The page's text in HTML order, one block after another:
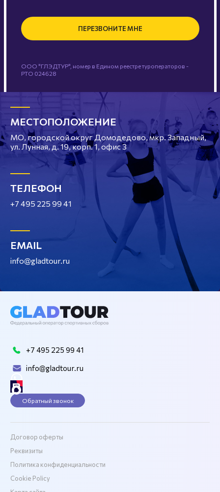
ПЕРЕЗВОНИТЕ МНЕ
ООО "ГЛЭДТУР", номер в Едином реестре туроператоров -
РТО 024628
МЕСТОПОЛОЖЕНИЕ
МО, городской округ Домодедово, мкр. Западный,
ул. Лунная, д. 19, корп. 1, офис 3
ТЕЛЕФОН
+7 495 225 99 41
EMAIL
info@gladtour.ru
+7 495 225 99 41
info@gladtour.ru
Обратный звонок
Договор оферты
Реквизиты
Политика конфиденциальности
Cookie Policy